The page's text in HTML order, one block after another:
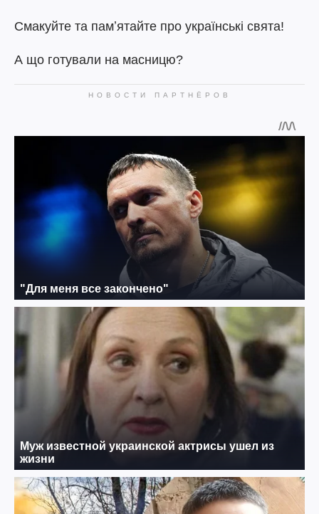
Смакуйте та памʼятайте про українські свята!
А що готували на масницю?